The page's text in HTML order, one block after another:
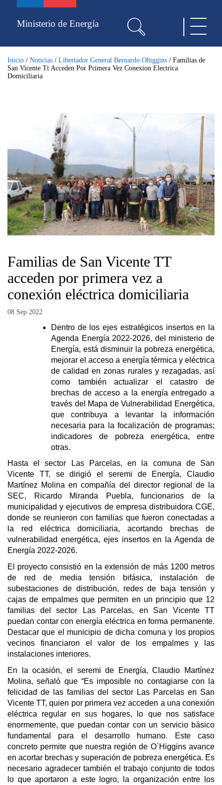
contenidoMinisterio de Energía
Inicio / Noticias / Libertador General Bernardo Ohiggins / Familias de
San Vicente Tt Acceden Por Primera Vez Conexion Electrica
Domiciliaria
Familias de San Vicente TT
acceden por primera vez a
conexión eléctrica domiciliaria
08 Sep 2022
Dentro de los ejes estratégicos insertos en la
Agenda Energía 2022-2026, del ministerio de
Energía, está disminuir la pobreza energética,
mejorar el acceso a energía térmica y eléctrica
de calidad en zonas rurales y rezagadas, así
como también actualizar el catastro de
brechas de acceso a la energía entregado a
través del Mapa de Vulnerabilidad Energética,
que contribuya a levantar la información
necesaria para la focalización de programas;
indicadores de pobreza energética, entre
otras.
Hasta el sector Las Parcelas, en la comuna de San
Vicente TT, se dirigió el seremi de Energía, Claudio
Martínez Molina en compañía del director regional de la
SEC, Ricardo Miranda Puebla, funcionarios de la
municipalidad y ejecutivos de empresa distribuidora CGE,
donde se reunieron con familias que fueron conectadas a
la red eléctrica domiciliaria, acortando brechas de
vulnerabilidad energética, ejes insertos en la Agenda de
Energía 2022-2026.
El proyecto consistió en la extensión de más 1200 metros
de red de media tensión bifásica, instalación de
subestaciones de distribución, redes de baja tensión y
cajas de empalmes que permiten en un principio que 12
familias del sector Las Parcelas, en San Vicente TT
puedan contar con energía eléctrica en forma permanente.
Destacar que el municipio de dicha comuna y los propios
vecinos financiaron el valor de los empalmes y las
instalaciones interiores.
En la ocasión, el seremi de Energía, Claudio Martínez
Molina, señaló que “Es imposible no contagiarse con la
felicidad de las familias del sector Las Parcelas en San
Vicente TT, quien por primera vez acceden a una conexión
eléctrica regular en sus hogares, lo que nos satisface
enormemente, que puedan contar con un servicio básico
fundamental para el desarrollo humano. Este caso
concreto permite que nuestra región de O´Higgins avance
en acortar brechas y superación de pobreza energética. Es
necesario agradecer también el trabajo conjunto de todos
lo que aportaron a este logro, la organización entre los